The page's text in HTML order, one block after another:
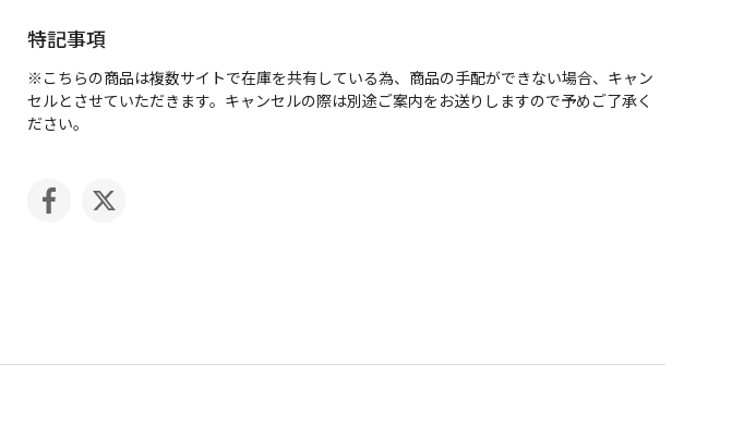
特記事項
※こちらの商品は複数サイトで在庫を共有している為、商品の手配ができない場合、キャン
セルとさせていただきます。キャンセルの際は別途ご案内をお送りしますので予めご了承く
ださい。